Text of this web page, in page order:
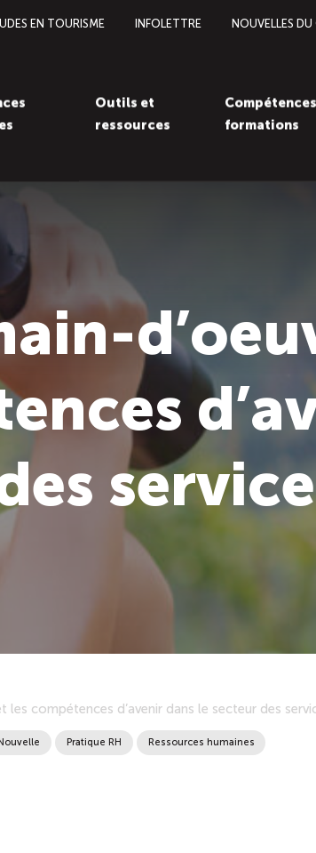
EN TOURISME INFOLETTRE NOUVELLES
Outils et
ressources
formations
les compétences d’avenir dans le secteur des
Nouvelle Pratique RH Ressources humaines